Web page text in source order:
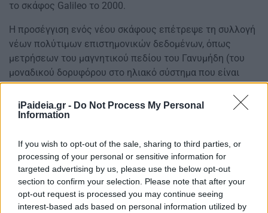
iPaideia.gr - Do Not Process My Personal
Information
If you wish to opt-out of the sale, sharing to third parties, or
processing of your personal or sensitive information for
targeted advertising by us, please use the below opt-out
section to confirm your selection. Please note that after your
opt-out request is processed you may continue seeing
interest-based ads based on personal information utilized by
το σκάφος Galileo το 2000.
Η προσέγγιση ενός νέου σκάφους επέτρεψε τη συλλογή
νέων πολύτιμων επιστημονικών δεδομένων, όπως
μετρήσεων του μαγνητικού πεδίου του Γανυμήδη (του
μοναδικού δορυφόρου στο ηλιακό σύστημα που είναι
αρκετά μεγάλος για να γεννά τη δική του
μαγνητόσφαιρα), καθώς και του φλοιού του. Η
φωτογράφιση έγινε με την υψηλής ανάλυσης κάμερα
NASA δύο νέες ασπρόμαυρες φωτογραφίες,
αποκαλύπτοντας με λεπτομέρεια κρατήρες και πιθανά
τεκτονικά ρήγματα.
Το Juno, που εκτοξεύθηκε πριν μια δεκαετία και